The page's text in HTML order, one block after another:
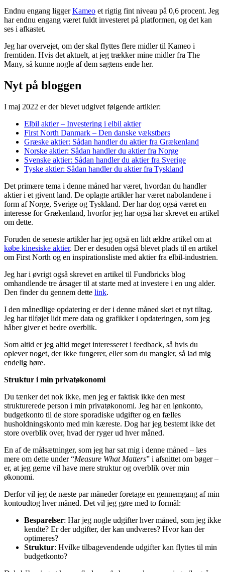
Endnu engang liggerKameo et rigtig fint niveau på 0,6 procent. Jeg
har endnu engang været fuldt investeret på platformen, og det kan
ses i afkastet.
Jeg har overvejet, om der skal flyttes flere midler til Kameo i
fremtiden. Hvis det aktuelt, at jeg trækker mine midler fra The
Many, så kunne nogle af dem sagtens ende her.
Nyt på bloggen
I maj 2022 er der blevet udgivet følgende artikler:
Elbil aktier – Investering i elbil aktier
First North Danmark – Den danske vækstbørs
Græske aktier: Sådan handler du aktier fra Grækenland
Norske aktier: Sådan handler du aktier fra Norge
Svenske aktier: Sådan handler du aktier fra Sverige
Tyske aktier: Sådan handler du aktier fra Tyskland
Det primære tema i denne måned har været, hvordan du handler
aktier i et givent land. De oplagte artikler har været nabolandene i
form af Norge, Sverige og Tyskland. Der har dog også været en
interesse for Grækenland, hvorfor jeg har også har skrevet en artikel
om dette.
Foruden de seneste artikler har jeg også en lidt ældre artikel om at
købe kinesiske aktier. Der er desuden også blevet plads til en artikel
om First North og en inspirationsliste med aktier fra elbil-industrien.
Jeg har i øvrigt også skrevet en artikel til Fundbricks blog
omhandlende tre årsager til at starte med at investere i en ung alder.
Den finder du gennem dette link.
I den månedlige opdatering er der i denne måned sket et nyt tiltag.
Jeg har tilføjet lidt mere data og grafikker i opdateringen, som jeg
håber giver et bedre overblik.
Som altid er jeg altid meget interesseret i feedback, så hvis du
oplever noget, der ikke fungerer, eller som du mangler, så lad mig
endelig høre.
Struktur i min privatøkonomi
Du tænker det nok ikke, men jeg er faktisk ikke den mest
strukturerede person i min privatøkonomi. Jeg har en lønkonto,
budgetkonto til de store sporadiske udgifter og en fælles
husholdningskonto med min kæreste. Dog har jeg bestemt ikke det
store overblik over, hvad der ryger ud hver måned.
En af de målsætninger, som jeg har sat mig i denne måned – læs
mere om dette under “Measure What Matters” i afsnittet om bøger –
er, at jeg gerne vil have mere struktur og overblik over min
økonomi.
Derfor vil jeg de næste par måneder foretage en gennemgang af min
kontoudtog hver måned. Det vil jeg gøre med to formål:
Besparelser: Har jeg nogle udgifter hver måned, som jeg ikke
kendte? Er der udgifter, der kan undværes? Hvor kan der
optimeres?
Struktur: Hvilke tilbagevendende udgifter kan flyttes til min
budgetkonto?